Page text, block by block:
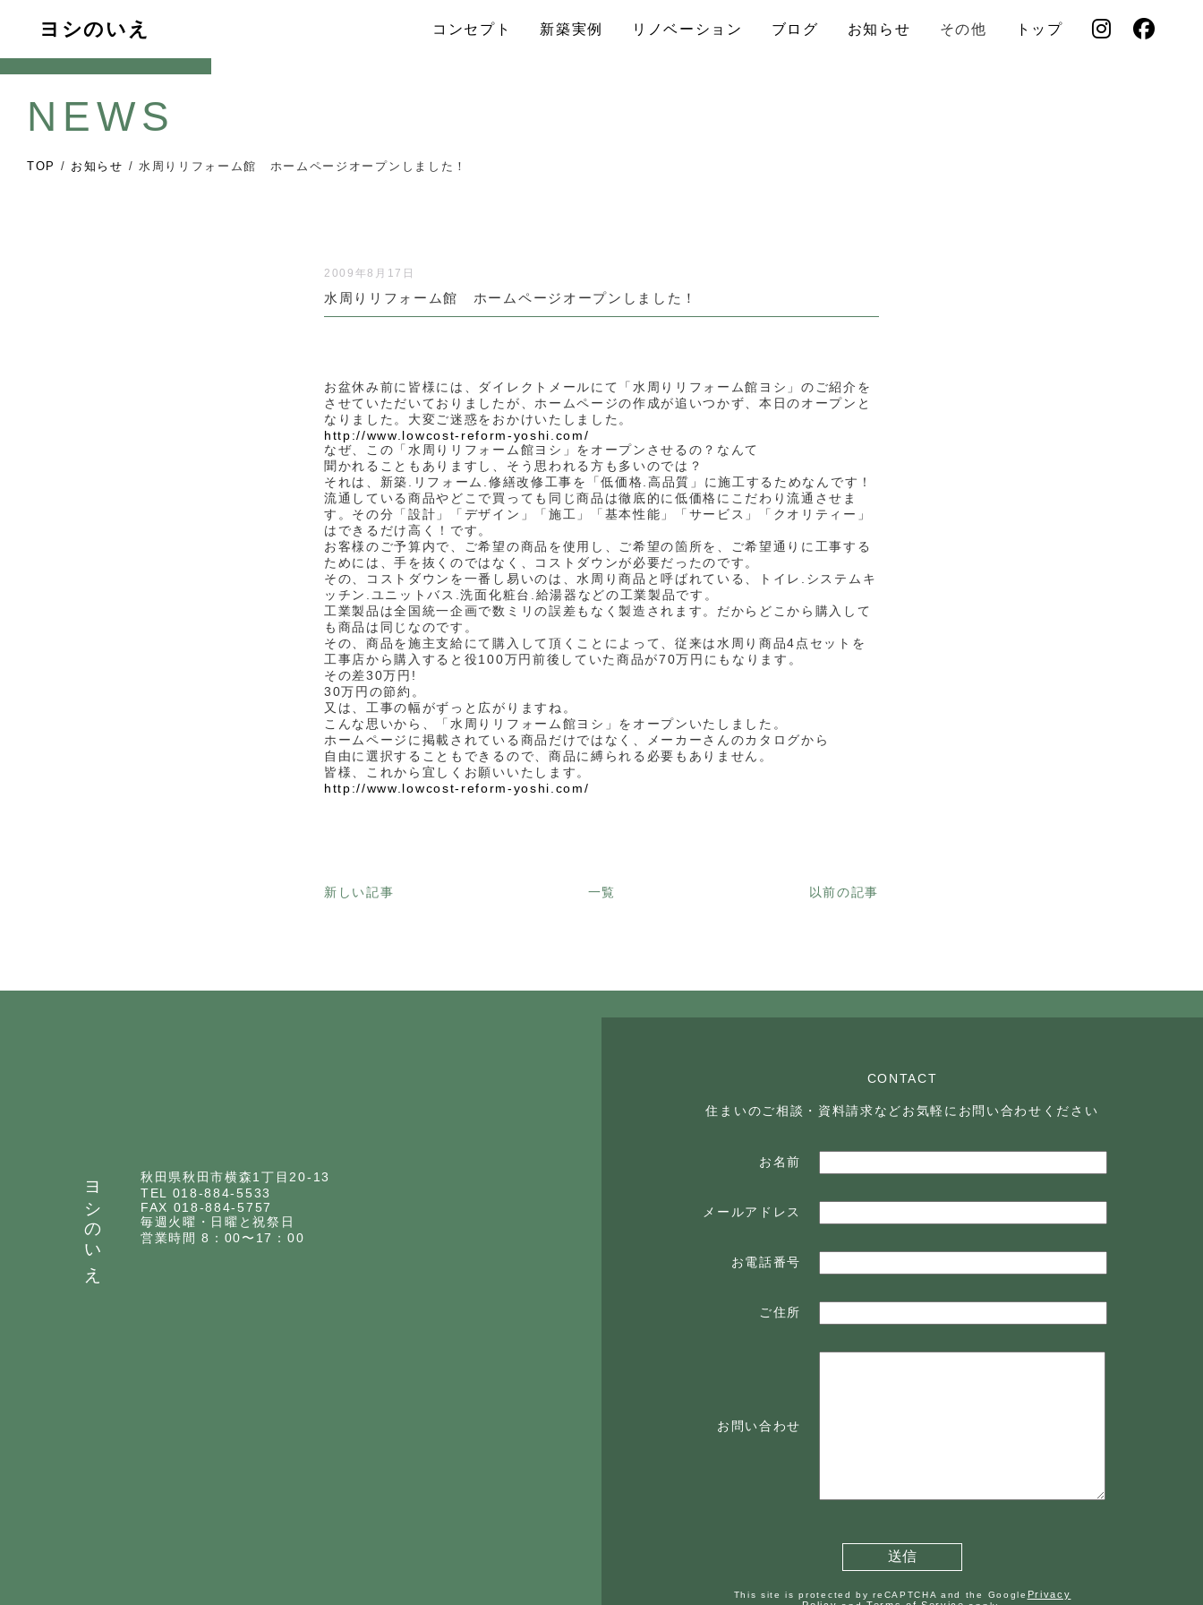
ヨシのいえ コンセプト 新築実例 リノベーション ブログ お知らせ その他 トップ
NEWS
TOP / お知らせ / 水周りリフォーム館 ホームページオープンしました！
2009年8月17日
水周りリフォーム館 ホームページオープンしました！
お盆休み前に皆様には、ダイレクトメールにて「水周りリフォーム館ヨシ」のご紹介を
させていただいておりましたが、ホームページの作成が追いつかず、本日のオープンと
なりました。大変ご迷惑をおかけいたしました。
http://www.lowcost-reform-yoshi.com/
なぜ、この「水周りリフォーム館ヨシ」をオープンさせるの？なんて
聞かれることもありますし、そう思われる方も多いのでは？
それは、新築.リフォーム.修繕改修工事を「低価格.高品質」に施工するためなんです！
流通している商品やどこで買っても同じ商品は徹底的に低価格にこだわり流通させま
す。その分「設計」「デザイン」「施工」「基本性能」「サービス」「クオリティー」
はできるだけ高く！です。
お客様のご予算内で、ご希望の商品を使用し、ご希望の箇所を、ご希望通りに工事する
ためには、手を抜くのではなく、コストダウンが必要だったのです。
その、コストダウンを一番し易いのは、水周り商品と呼ばれている、トイレ.システムキ
ッチン.ユニットバス.洗面化粧台.給湯器などの工業製品です。
工業製品は全国統一企画で数ミリの誤差もなく製造されます。だからどこから購入して
も商品は同じなのです。
その、商品を施主支給にて購入して頂くことによって、従来は水周り商品4点セットを
工事店から購入すると役100万円前後していた商品が70万円にもなります。
その差30万円!
30万円の節約。
又は、工事の幅がずっと広がりますね。
こんな思いから、「水周りリフォーム館ヨシ」をオープンいたしました。
ホームページに掲載されている商品だけではなく、メーカーさんのカタログから
自由に選択することもできるので、商品に縛られる必要もありません。
皆様、これから宜しくお願いいたします。
http://www.lowcost-reform-yoshi.com/
新しい記事 一覧 以前の記事
CONTACT
住まいのご相談・資料請求などお気軽に お問い合わせください
お名前
メールアドレス
お電話番号
ご住所
お問い合わせ
This site is protected by reCAPTCHA and the Google Privacy
ヨシのいえ
秋田県秋田市横森1丁目20-13
TEL 018-884-5533
FAX 018-884-5757
毎週火曜・日曜と祝祭日
営業時間 8：00〜17：00